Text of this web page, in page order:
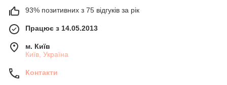
93% позитивних з 75 відгуків за рік
Працює з 14.05.2013
м. Київ
Київ, Україна
Контакти